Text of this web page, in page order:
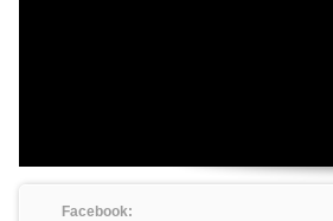
Facebook: